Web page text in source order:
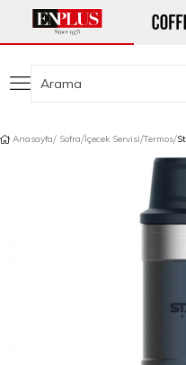
Anasayfa Sofra İçecek Servisi Termos